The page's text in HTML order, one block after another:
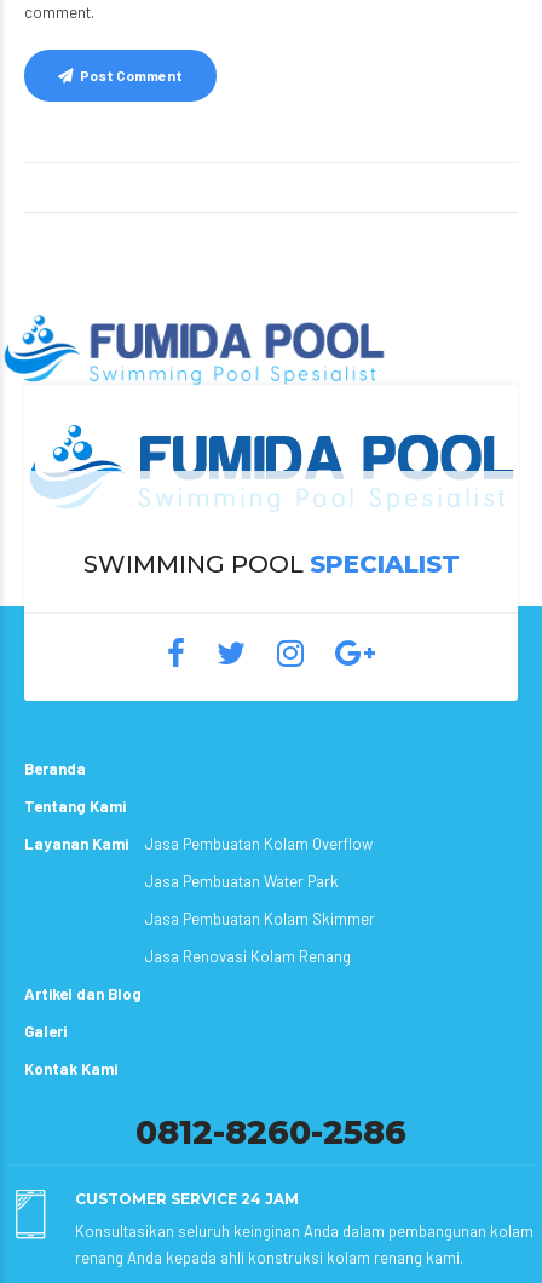
comment.
Post Comment
SWIMMING POOL SPECIALIST
Beranda
Tentang Kami
Layanan Kami
Jasa Pembuatan Kolam Overflow
Jasa Pembuatan Water Park
Jasa Pembuatan Kolam Skimmer
Jasa Renovasi Kolam Renang
Artikel dan Blog
Galeri
Kontak Kami
0812-8260-2586
CUSTOMER SERVICE 24 JAM
Konsultasikan seluruh keinginan Anda dalam pembangunan kolam
renang Anda kepada ahli konstruksi kolam renang kami.